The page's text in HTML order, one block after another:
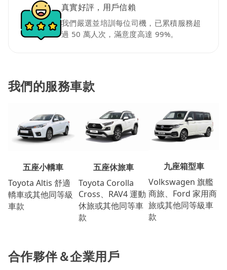
真實好評，用戶信賴
我們嚴選並培訓每位司機，已累積服務超
過 50 萬人次，滿意度高達 99%。
我們的服務車款
五座小轎車
Toyota Altis 舒適
轎車或其他同等級
車款
五座休旅車
Toyota Corolla
Cross、RAV4 運動
休旅或其他同等車
款
九座箱型車
Volkswagen 旗艦
商旅、Ford 家用商
旅或其他同等級車
款
合作夥伴＆企業用戶